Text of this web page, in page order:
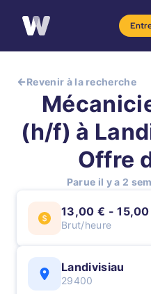
Revenir à la recherche
(h/f) à
Offre
Parue il y a 2
13,00 € - 15,00
Brut/heure
Landivisiau
29400